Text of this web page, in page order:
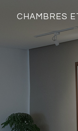
CHAMBRES